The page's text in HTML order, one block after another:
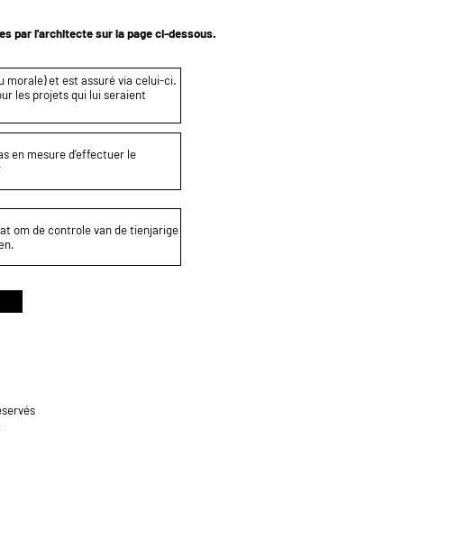
par l'architecte sur la page ci-dessous.
morale) et est assuré via celui-ci.
les projets qui lui seraient
en mesure d’effectuer le
om de controle van de tienjarige